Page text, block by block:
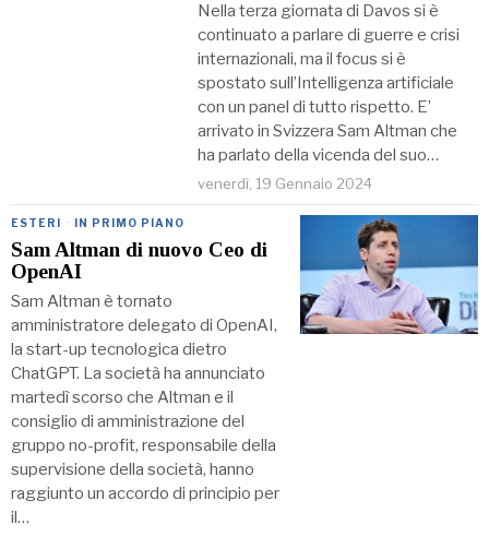
Nella terza giornata di Davos si è
continuato a parlare di guerre e crisi
internazionali, ma il focus si è
spostato sull’Intelligenza artificiale
con un panel di tutto rispetto. E’
arrivato in Svizzera Sam Altman che
ha parlato della vicenda del suo…
venerdì, 19 Gennaio 2024
ESTERI · IN PRIMO PIANO
Sam Altman di nuovo Ceo di
OpenAI
Sam Altman è tornato
amministratore delegato di OpenAI,
la start-up tecnologica dietro
ChatGPT. La società ha annunciato
martedì scorso che Altman e il
consiglio di amministrazione del
gruppo no-profit, responsabile della
supervisione della società, hanno
raggiunto un accordo di principio per
il…